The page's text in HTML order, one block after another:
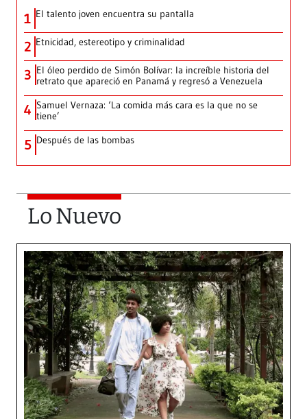
1 El talento joven encuentra su pantalla​
2 Etnicidad, estereotipo y criminalidad
3 El óleo perdido de Simón Bolívar: la increíble historia del
retrato que apareció en Panamá y regresó a Venezuela
4 Samuel Vernaza: ‘La comida más cara es la que no se
tiene’
5 Después de las bombas
Lo Nuevo